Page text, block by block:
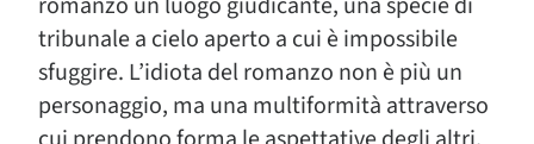
tribunale a cielo aperto a cui è impossibile
sfuggire. L’idiota del romanzo non è più un
personaggio, ma una multiformità attraverso